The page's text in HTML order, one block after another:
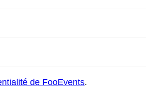
de FooEvents.